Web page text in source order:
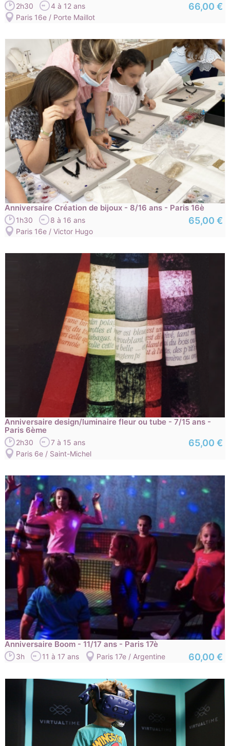
2h30
4 à 12 ans
Paris 16e / Porte Maillot
66,00 €
Anniversaire Création de bijoux - 8/16 ans - Paris 16è
1h30
8 à 16 ans
Paris 16e / Victor Hugo
65,00 €
Anniversaire design/luminaire fleur ou tube - 7/15 ans -
Paris 6ème
2h30
7 à 15 ans
Paris 6e / Saint-Michel
65,00 €
Anniversaire Boom - 11/17 ans - Paris 17è
3h 11 à 17 ans Paris 17e / Argentine 60,00 €